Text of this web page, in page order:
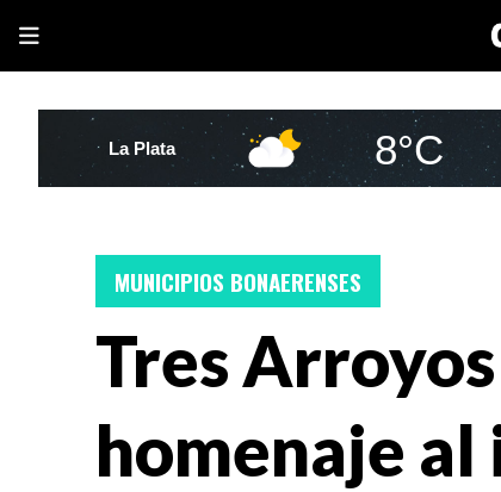
La Plata 8°C
Tres
homenaje
MUNICIPIOS BONAERENSES